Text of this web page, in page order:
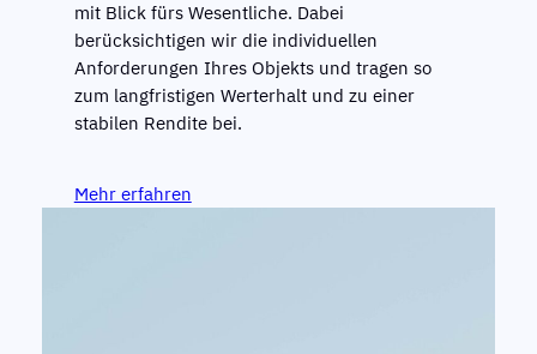
mit Blick fürs Wesentliche. Dabei
berücksichtigen wir die individuellen
Anforderungen Ihres Objekts und tragen so
zum langfristigen Werterhalt und zu einer
stabilen Rendite bei.
Mehr erfahren